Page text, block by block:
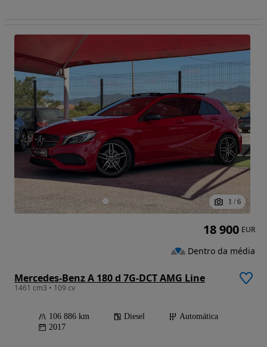
1 / 6
Mercedes-Benz A 180 d 7G-DCT AMG Line
1461 cm3 • 109 cv
106 886 km Diesel
Automática
2017
18 900 EUR
Dentro da média